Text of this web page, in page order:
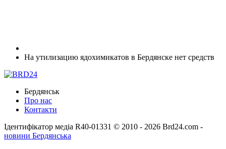
На утилизацию ядохимикатов в Бердянске нет средств
Бердянськ
Про нас
Контакти
Ідентифікатор медіа R40-01331 © 2010 - 2026 Brd24.com -
новини Бердянська